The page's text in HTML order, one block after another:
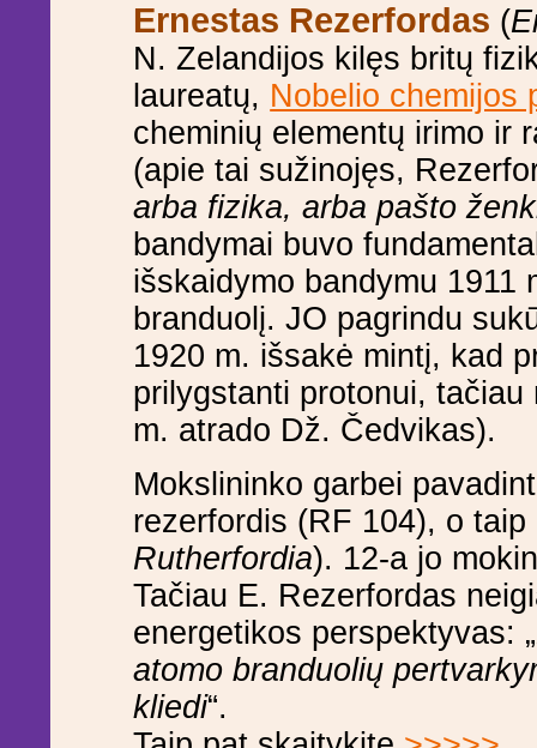
Ernestas Rezerfordas (
N. Zelandijos kilęs britų
laureatų, Nobelio chemijos
cheminių elementų irimo ir
(apie tai sužinojęs,
arba fizika, arba pašto
bandymai buvo
išskaidymo bandymu 1911
branduolį. JO pagrindu
1920 m. išsakė mintį, kad
prilygstanti protonui,
m. atrado Dž. Čedvikas).
Mokslininko garbei
rezerfordis (RF 104), o
Rutherfordia). 12-a jo
Tačiau E. Rezerfordas
energetikos perspektyvas: „
atomo branduolių
kliedi“.